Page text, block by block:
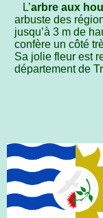
L’arbre aux
arbuste des
jusqu’à 3 m de
confère un côté
Sa jolie fleur est
département de